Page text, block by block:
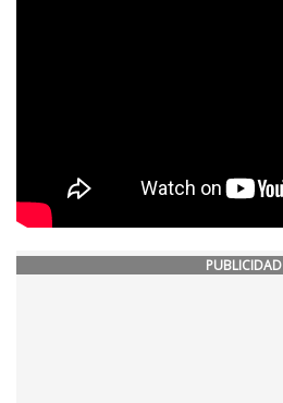
PUBLICIDAD